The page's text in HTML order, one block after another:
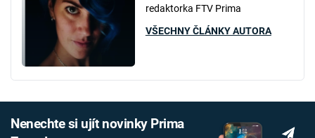
redaktorka FTV Prima
VŠECHNY ČLÁNKY AUTORA
Nenechte si ujít novinky Prima